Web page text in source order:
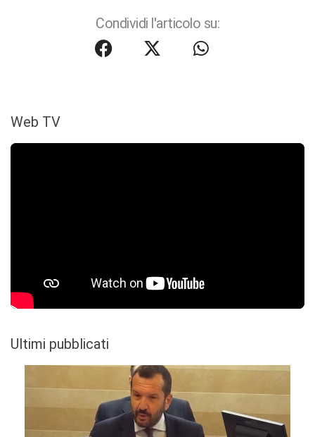
Condividi l'articolo su:
Web TV
Ultimi pubblicati